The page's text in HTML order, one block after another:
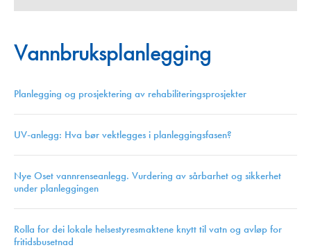
Vannbruksplanlegging
Planlegging og prosjektering av rehabiliteringsprosjekter
UV-anlegg: Hva bør vektlegges i planleggingsfasen?
Nye Oset vannrenseanlegg. Vurdering av sårbarhet og sikkerhet
under planleggingen
Rolla for dei lokale helsestyresmaktene knytt til vatn og avløp for
fritidsbusetnad